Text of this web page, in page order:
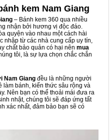
kem Nam Giang
– Bánh kem 360 qua nhiều
nhận bởi hương vị độc đáo.
quyện vào nhau một cách hài
nhập từ các nhà cung cấp uy tín,
chất bảo quản có hại nên mua
tôi, là sự lựa chọn chắc chắn
Nam Giang đều là những người
làm bánh, kiến thức sâu rộng và
Nên bạn có thể thoải mái đưa ra
nhật, chúng tôi sẽ đáp ứng tất
xác nhất, đảm bảo bạn sẽ có